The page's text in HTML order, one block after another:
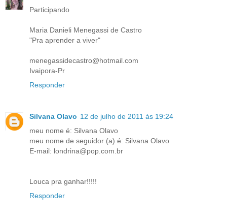
Participando
Maria Danieli Menegassi de Castro
"Pra aprender a viver"
menegassidecastro@hotmail.com
Ivaipora-Pr
Responder
Silvana Olavo 12 de julho de 2011 às 19:24
meu nome é: Silvana Olavo
meu nome de seguidor (a) é: Silvana Olavo
E-mail: londrina@pop.com.br
Louca pra ganhar!!!!!
Responder